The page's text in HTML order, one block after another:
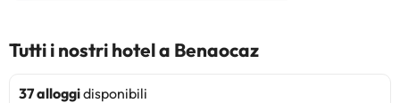
Tutti i nostri hotel a Benaocaz
37 alloggidisponibili